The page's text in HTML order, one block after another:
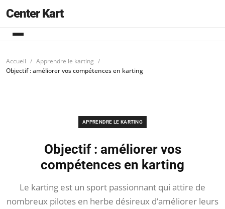
Center Kart
Accueil
Apprendre le karting
Objectif : améliorer vos compétences en karting
APPRENDRE LE KARTING
Objectif : améliorer vos
compétences en karting
Le karting est un sport passionnant qui attire de
nombreux pilotes en herbe désireux d’améliorer leurs